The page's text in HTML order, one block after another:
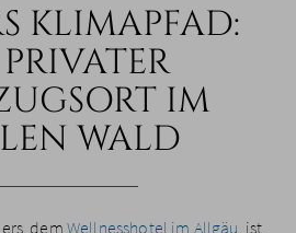
KLIMAPFAD:
IM
WALD
dem Wellnesshotel im Allgäu, ist